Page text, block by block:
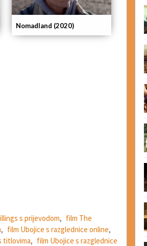
Nomadland (2020)
s prijevodom, film The
, film Ubojice s razglednice online,
titlovima, film Ubojice s razglednice